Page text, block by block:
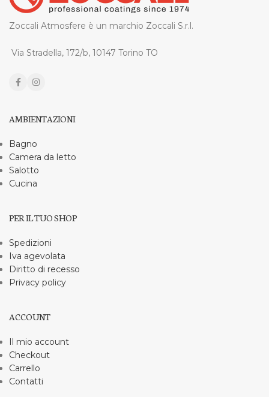
Zoccali Atmosfere è un marchio Zoccali S.r.l.
Via Stradella, 172/b, 10147 Torino TO
AMBIENTAZIONI
Bagno
Camera da letto
Salotto
Cucina
PER IL TUO SHOP
Spedizioni
Iva agevolata
Diritto di recesso
Privacy policy
ACCOUNT
Il mio account
Checkout
Carrello
Contatti